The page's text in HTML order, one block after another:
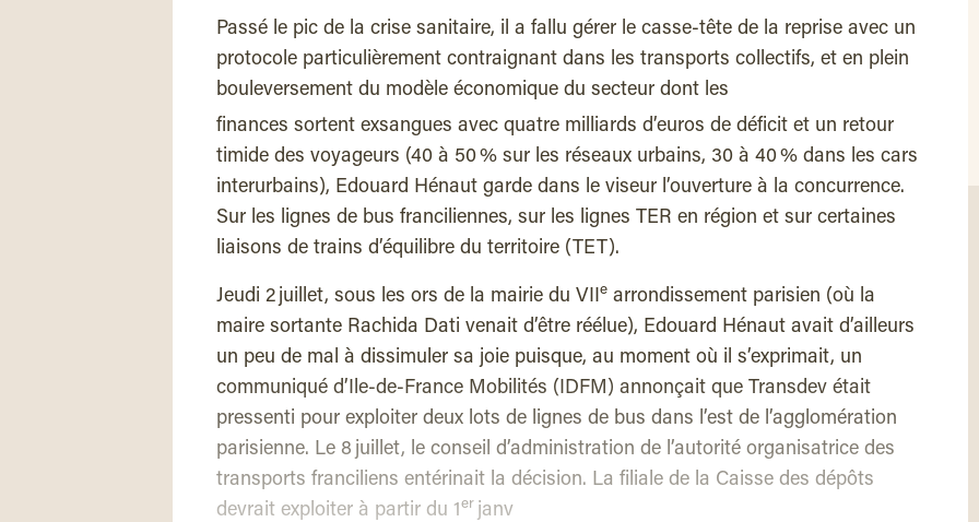
Passé le pic de la crise sanitaire, il a fallu gérer le casse-tête de la reprise avec un
protocole particulièrement contraignant dans les transports collectifs, et en plein
bouleversement du modèle économique du secteur dont les
finances sortent exsangues avec quatre milliards d’euros de déficit et un retour
timide des voyageurs (40 à 50 % sur les réseaux urbains, 30 à 40 % dans les cars
interurbains), Edouard Hénaut garde dans le viseur l’ouverture à la concurrence.
Sur les lignes de bus franciliennes, sur les lignes TER en région et sur certaines
liaisons de trains d’équilibre du territoire (TET).
Jeudi 2 juillet, sous les ors de la mairie du VIIe arrondissement parisien (où la
maire sortante Rachida Dati venait d’être réélue), Edouard Hénaut avait d’ailleurs
un peu de mal à dissimuler sa joie puisque, au moment où il s’exprimait, un
communiqué d’Ile-de-France Mobilités (IDFM) annonçait que Transdev était
pressenti pour exploiter deux lots de lignes de bus dans l’est de l’agglomération
parisienne. Le 8 juillet, le conseil d’administration de l’autorité organisatrice des
transports franciliens entérinait la décision. La filiale de la Caisse des dépôts
devrait exploiter à partir du 1er janv